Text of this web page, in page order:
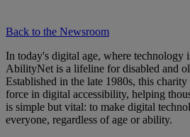
Back to the Newsroom
In today's digital age, where technology
AbilityNet is a lifeline for disabled and
Established in the late 1980s, this
force in digital accessibility, helping
is simple but vital: to make digital
everyone, regardless of age or ability.